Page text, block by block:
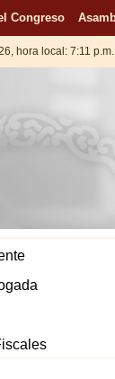
Congreso
hora local: 7:11 p.m.